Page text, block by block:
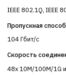
IEEE 802.1Q, IEEE
Пропускная
104 Гбит/с
Скорость
48x 10M/100M/1G